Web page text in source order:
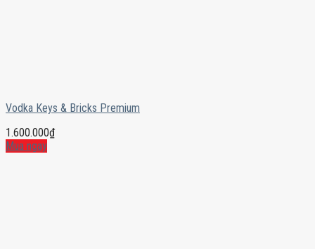
Vodka Keys & Bricks Premium
1.600.000₫
Mua ngay